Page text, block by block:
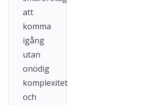
att
komma
igång
utan
onödig
komplexitet
och